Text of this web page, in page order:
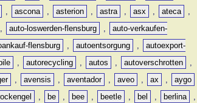
, ascona , asterion , astra , asx , ateca
,
, auto-loswerden-flensburg ,
auto-verkaufen-
flensburg , autoentsorgung ,
autoexport-
, autorecycling , autos , autoverschrotten
,
, avensis , aventador , aveo , ax , aygo
, be , bee , beetle , bel , berlina
,